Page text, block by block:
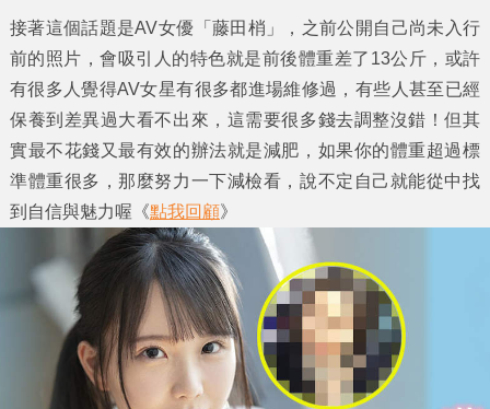
接著這個話題是AV女優「藤田梢」，之前公開自己尚未入行
前的照片，會吸引人的特色就是前後體重差了13公斤，或許
有很多人覺得AV女星有很多都進場維修過，有些人甚至已經
保養到差異過大看不出來，這需要很多錢去調整沒錯！但其
實最不花錢又最有效的辦法就是減肥，如果你的體重超過標
準體重很多，那麼努力一下減檢看，說不定自己就能從中找
到自信與魅力喔《點我回顧》